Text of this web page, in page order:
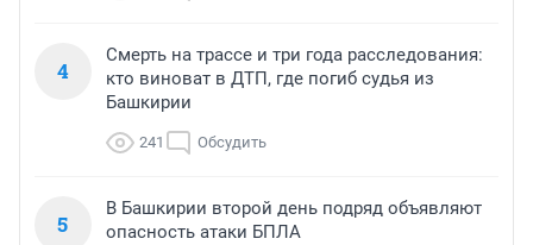
4
Смерть на трассе и три года расследования:
кто виноват в ДТП, где погиб судья из
Башкирии
241 Обсудить
5
В Башкирии второй день подряд объявляют
опасность атаки БПЛА